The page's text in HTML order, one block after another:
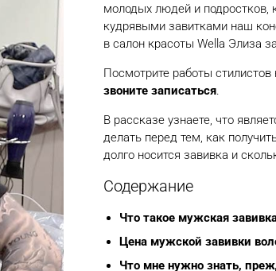
молодых людей и подростков,
кудрявыми завитками наш
в салон красоты Wella Элиза
Посмотрите работы
звоните записаться.
В рассказе узнаете, что
делать перед тем, как
долго носится завивка и
Содержание
Что такое мужская
Цена мужской завивки
Что мне нужно знать,